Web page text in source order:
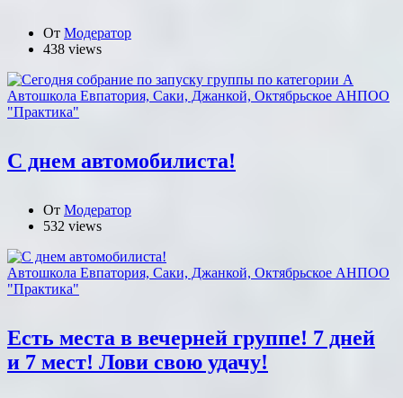
От Модератор
438 views
Автошкола Евпатория, Саки, Джанкой, Октябрьское АНПОО
"Практика"
С днем автомобилиста!
От Модератор
532 views
Автошкола Евпатория, Саки, Джанкой, Октябрьское АНПОО
"Практика"
Есть места в вечерней группе! 7 дней
и 7 мест! Лови свою удачу!